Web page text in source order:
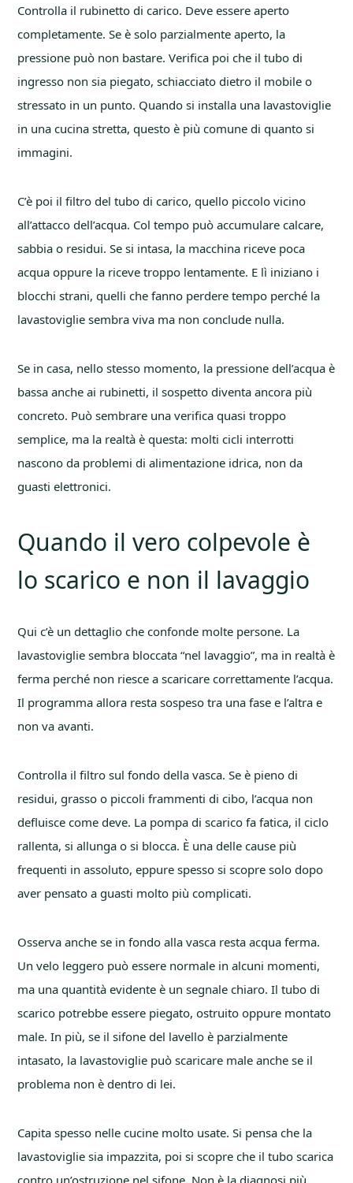
Controlla il rubinetto di carico. Deve essere aperto
completamente. Se è solo parzialmente aperto, la
pressione può non bastare. Verifica poi che il tubo di
ingresso non sia piegato, schiacciato dietro il mobile o
stressato in un punto. Quando si installa una lavastoviglie
in una cucina stretta, questo è più comune di quanto si
immagini.
C’è poi il filtro del tubo di carico, quello piccolo vicino
all’attacco dell’acqua. Col tempo può accumulare calcare,
sabbia o residui. Se si intasa, la macchina riceve poca
acqua oppure la riceve troppo lentamente. E lì iniziano i
blocchi strani, quelli che fanno perdere tempo perché la
lavastoviglie sembra viva ma non conclude nulla.
Se in casa, nello stesso momento, la pressione dell’acqua è
bassa anche ai rubinetti, il sospetto diventa ancora più
concreto. Può sembrare una verifica quasi troppo
semplice, ma la realtà è questa: molti cicli interrotti
nascono da problemi di alimentazione idrica, non da
guasti elettronici.
Quando il vero colpevole è
lo scarico e non il lavaggio
Qui c’è un dettaglio che confonde molte persone. La
lavastoviglie sembra bloccata “nel lavaggio”, ma in realtà è
ferma perché non riesce a scaricare correttamente l’acqua.
Il programma allora resta sospeso tra una fase e l’altra e
non va avanti.
Controlla il filtro sul fondo della vasca. Se è pieno di
residui, grasso o piccoli frammenti di cibo, l’acqua non
defluisce come deve. La pompa di scarico fa fatica, il ciclo
rallenta, si allunga o si blocca. È una delle cause più
frequenti in assoluto, eppure spesso si scopre solo dopo
aver pensato a guasti molto più complicati.
Osserva anche se in fondo alla vasca resta acqua ferma.
Un velo leggero può essere normale in alcuni momenti,
ma una quantità evidente è un segnale chiaro. Il tubo di
scarico potrebbe essere piegato, ostruito oppure montato
male. In più, se il sifone del lavello è parzialmente
intasato, la lavastoviglie può scaricare male anche se il
problema non è dentro di lei.
Capita spesso nelle cucine molto usate. Si pensa che la
lavastoviglie sia impazzita, poi si scopre che il tubo scarica
contro un’ostruzione nel sifone. Non è la diagnosi più